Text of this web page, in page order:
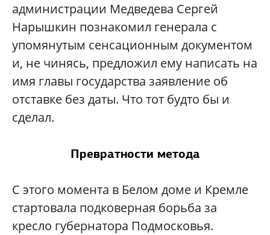
администрации Медведева Сергей
Нарышкин познакомил генерала с
упомянутым сенсационным документом
и, не чинясь, предложил ему написать на
имя главы государства заявление об
отставке без даты. Что тот будто бы и
сделал.
Превратности метода
С этого момента в Белом доме и Кремле
стартовала подковерная борьба за
кресло губернатора Подмосковья.